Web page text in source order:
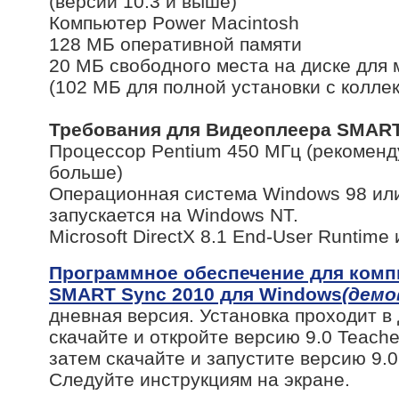
Компьютер Power Macintosh
128 МБ оперативной памяти
20 МБ свободного места на диске для
(102 МБ для полной установки с
Требования для Видеоплеера
Процессор Pentium 450 МГц
больше)
Операционная система Windows 98
запускается на Windows NT.
Microsoft DirectX 8.1 End-User Runtime
Программное обеспечение для
SMART Sync 2010 для Windows
дневная версия. Установка проходит
скачайте и откройте версию 9.0
затем скачайте и запустите версию
Следуйте инструкциям на экране.